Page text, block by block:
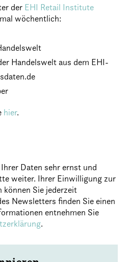
der EHI Retail Institute
wöchentlich:
Handelswelt aus dem EHI-
hier.
Daten sehr ernst und
weiter. Ihrer Einwilligung zur
können Sie jederzeit
Newsletters finden Sie einen
entnehmen Sie
.